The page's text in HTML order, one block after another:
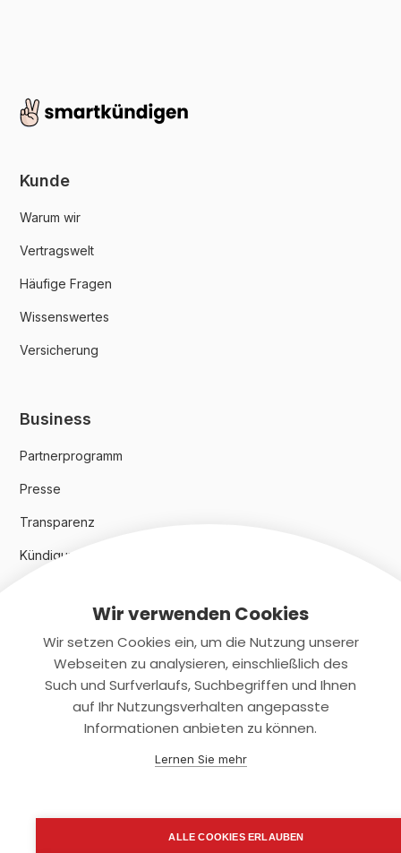
Kunde
Warum wir
Vertragswelt
Häufige Fragen
Wissenswertes
Versicherung
Business
Partnerprogramm
Presse
Transparenz
Kündigungsindex 2024
Rechtliches
Datenschutz
Wir verwenden Cookies
Wir setzen Cookies ein, um die Nutzung unserer
Webseiten zu analysieren, einschließlich des
Such und Surfverlaufs, Suchbegriffen und Ihnen
auf Ihr Nutzungsverhalten angepasste
Informationen anbieten zu können.
Lernen Sie mehr
ALLE COOKIES ERLAUBEN